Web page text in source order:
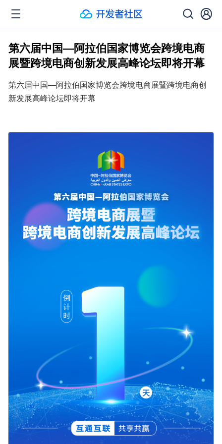
第六届中国—阿拉伯国家博览会跨境电商
展暨跨境电商创新发展高峰论坛即将开幕
第六届中国—阿拉伯国家博览会跨境电商展暨跨境电商创
新发展高峰论坛即将开幕